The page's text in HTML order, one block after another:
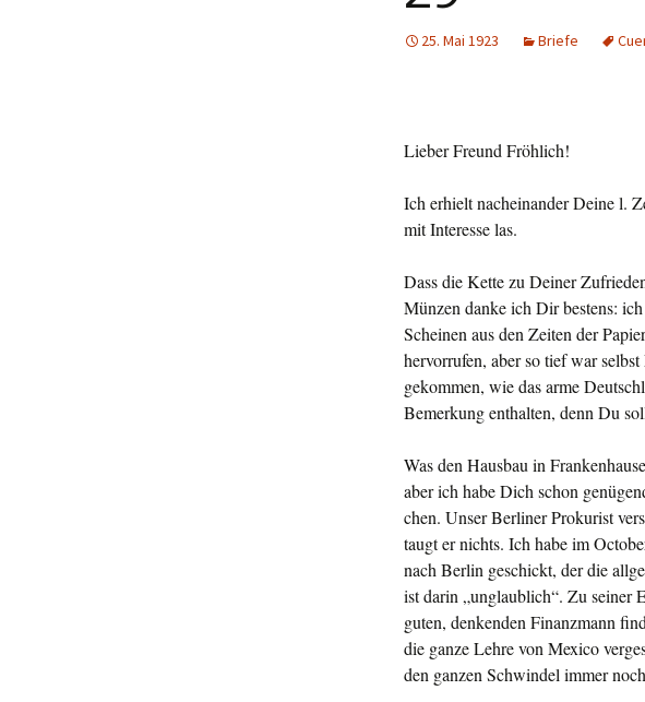
25. Mai 1923 Briefe
Lieber Freund Fröhlich!
Ich erhielt nacheinander Deine l.
mit Interesse las.
Dass die Kette zu Deiner
Münzen danke ich Dir bestens:
Schei­nen aus den Zeiten der
hervorrufen, aber so tief war
gekom­men, wie das arme
Bemerkung ent­halten, denn Du
Was den Hausbau in
aber ich habe Dich schon
chen. Unser Berliner Prokurist
taugt er nichts. Ich habe im
nach Berlin ge­schickt, der die
ist darin „unglaublich“. Zu seiner
guten, denkenden Finanzmann
die ganze Lehre von Mexico
den ganzen Schwindel immer